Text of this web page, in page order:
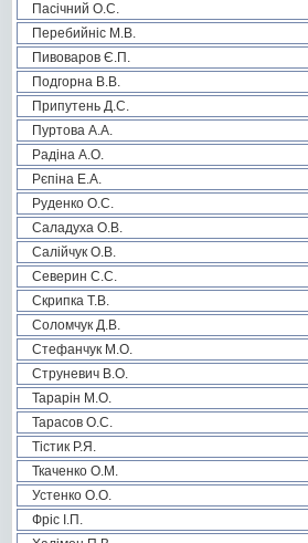
Пасічний О.С.
Перебийніс М.В.
Пивоваров Є.П.
Подгорна В.В.
Припутень Д.С.
Пуртова А.А.
Радіна А.О.
Рєпіна Е.А.
Руденко О.С.
Саладуха О.В.
Салійчук О.В.
Северин С.С.
Скрипка Т.В.
Соломчук Д.В.
Стефанчук М.О.
Струневич В.О.
Тарарін М.О.
Тарасов О.С.
Тістик Р.Я.
Ткаченко О.М.
Устенко О.О.
Фріс І.П.